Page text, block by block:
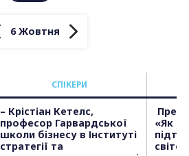
6 Жовтня
СПІКЕРИ
– Крістіан Кетелс,
професор Гарвардської
школи бізнесу в Інституті
стратегії та
«Як